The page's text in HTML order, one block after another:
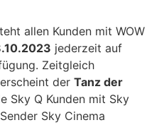
allen Kunden mit WOW
jederzeit auf
Zeitgleich
der Tanz der
Sky Q Kunden mit Sky
Sky Cinema